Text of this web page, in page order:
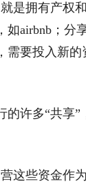
是拥有产权
airbnb；分
要投入新
许多“共享
这些资金作